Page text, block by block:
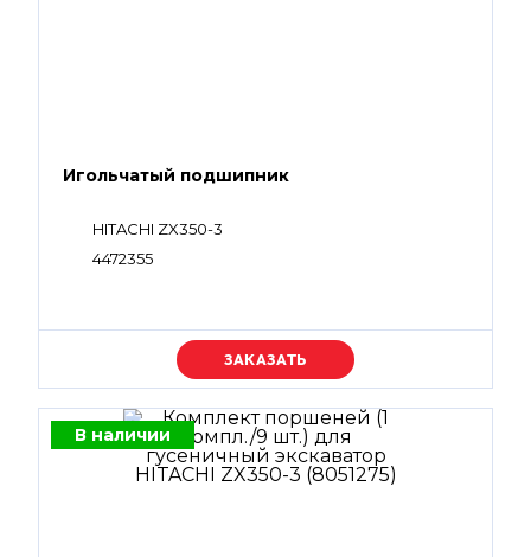
Игольчатый подшипник
HITACHI ZX350-3
4472355
Уточняйте цену
В наличии